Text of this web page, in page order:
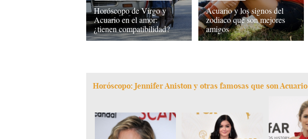
Horóscopo de Virgo y
Acuario en el amor:
¿tienen compatibilidad?
Acuario y los signos del
zodiaco que son mejores
amigos
Horóscopo: Jennifer Aniston y otras famosas que son Acuario